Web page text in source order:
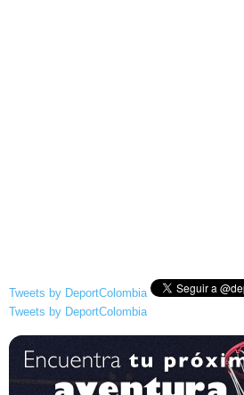
Tweets by DeportColombia
Tweets by DeportColombia